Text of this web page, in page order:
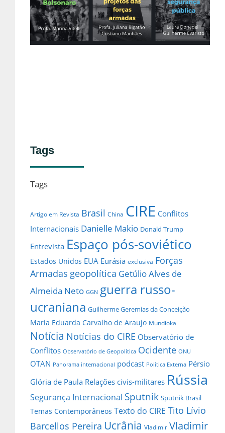
Tags
Tags
Artigo em Revista Brasil China CIRE Conflitos
Internacionais Danielle Makio Donald Trump
Entrevista Espaço pós-soviético
Estados Unidos EUA Eurásia exclusiva Forças
Armadas geopolítica Getúlio Alves de
Almeida Neto GGN guerra russo-
ucraniana Guilherme Geremias da Conceição
Maria Eduarda Carvalho de Araujo Mundioka
Notícia Notícias do CIRE Observatório de
Conflitos Observatório de Geopolítica Ocidente ONU
OTAN Panorama internacional podcast Política Externa Pérsio
Glória de Paula Relações civis-militares Rússia
Segurança Internacional Sputnik Sputnik Brasil
Temas Contemporâneos Texto do CIRE Tito Lívio
Barcellos Pereira Ucrânia Vladimir Vladimir